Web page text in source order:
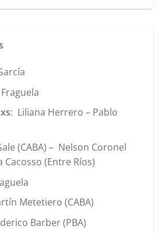
: Liliana Herrero – Pablo
(CABA) – Nelson Coronel
Cacosso (Entre Ríos)
Metetiero (CABA)
Barber (PBA)